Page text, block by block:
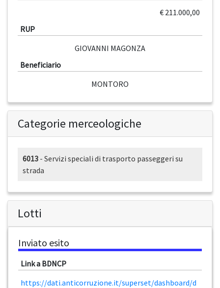
€ 211.000,00
RUP
GIOVANNI MAGONZA
Beneficiario
MONTORO
Categorie merceologiche
6013 - Servizi speciali di trasporto passeggeri su
strada
Lotti
Inviato esito
Link a BDNCP
https://dati.anticorruzione.it/superset/dashboard/d